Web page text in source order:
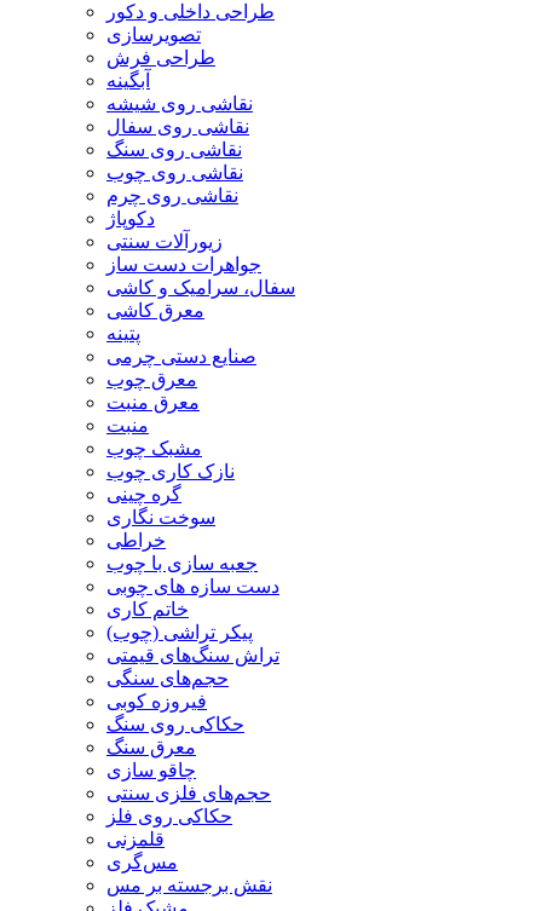
طراحی داخلی و دکور
تصویرسازی
طراحی فرش
آبگینه
نقاشی روی شیشه
نقاشی روی سفال
نقاشی روی سنگ
نقاشی روی چوب
نقاشی روی چرم
دکوپاژ
زیورآلات سنتی
جواهرات دست ساز
سفال، سرامیک و کاشی
معرق کاشی
پتینه
صنایع دستی چرمی
معرق چوب
معرق منبت
منبت
مشبک چوب
نازک کاری چوب
گره چینی
سوخت نگاری
خراطی
جعبه سازی با چوب
دست سازه های چوبی
خاتم کاری
پیکر تراشی (چوب)
تراش سنگ‌های قیمتی
حجم‌های سنگی
فیروزه کوبی
حکاکی روی سنگ
معرق سنگ
چاقو سازی
حجم‌های فلزی سنتی
حکاکی روی فلز
قلمزنی
مس‌گری
نقش برجسته بر مس